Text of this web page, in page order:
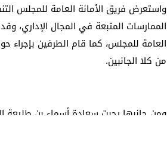
واستعرض فريق الأمانة العامة للمجلس
الممارسات المتبعة في المجال الإداري،
العامة للمجلس، كما قام الطرفين بإجراء
من كلا الجانبين.
ومن جانبها رحبت سعادة أسماء بن طليعة